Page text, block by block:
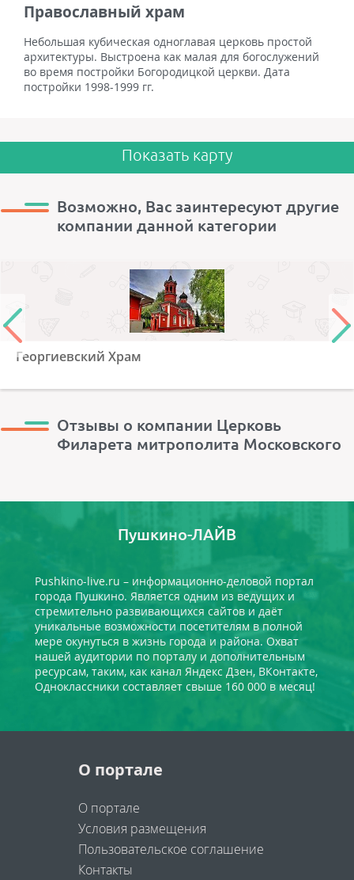
Православный храм
Небольшая кубическая одноглавая церковь простой
архитектуры. Выстроена как малая для богослужений
во время постройки Богородицкой церкви. Дата
постройки 1998-1999 гг.
Показать карту
Возможно, Вас заинтересуют другие
компании данной категории
Георгиевский Храм
Отзывы о компании Церковь
Филарета митрополита Московского
Пушкино-ЛАЙВ
Pushkino-live.ru – информационно-деловой портал
города Пушкино. Является одним из ведущих и
стремительно развивающихся сайтов и даёт
уникальные возможности посетителям в полной
мере окунуться в жизнь города и района. Охват
нашей аудитории по порталу и дополнительным
ресурсам, таким, как канал Яндекс Дзен, ВКонтакте,
Одноклассники составляет свыше 160 000 в месяц!
О портале
О портале
Условия размещения
Пользовательское соглашение
Контакты